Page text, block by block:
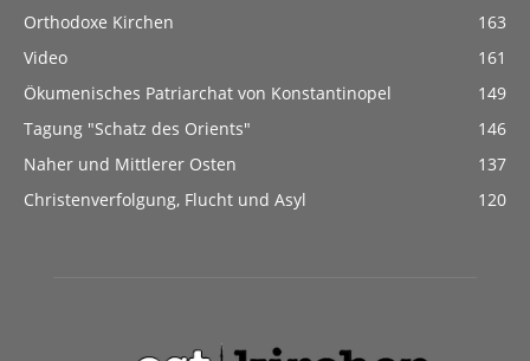
Orthodoxe Kirchen
163
Video
161
Ökumenisches Patriarchat von Konstantinopel
149
Tagung "Schatz des Orients"
146
Naher und Mittlerer Osten
137
Christenverfolgung, Flucht und Asyl
120